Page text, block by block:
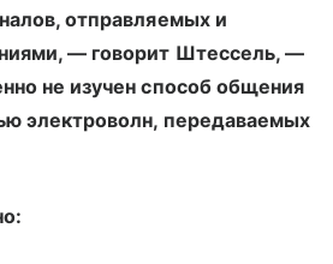
отправляемых и
— говорит Штессель, —
не изучен способ общения
электроволн, передаваемых